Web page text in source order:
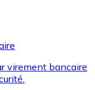
pour acheter
virement bancaire